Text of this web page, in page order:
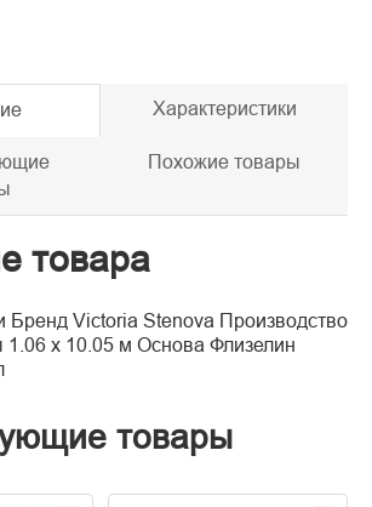
Характеристики
Похожие товары
товара
Бренд Victoria Stenova Производство
1.06 x 10.05 м Основа Флизелин
товары